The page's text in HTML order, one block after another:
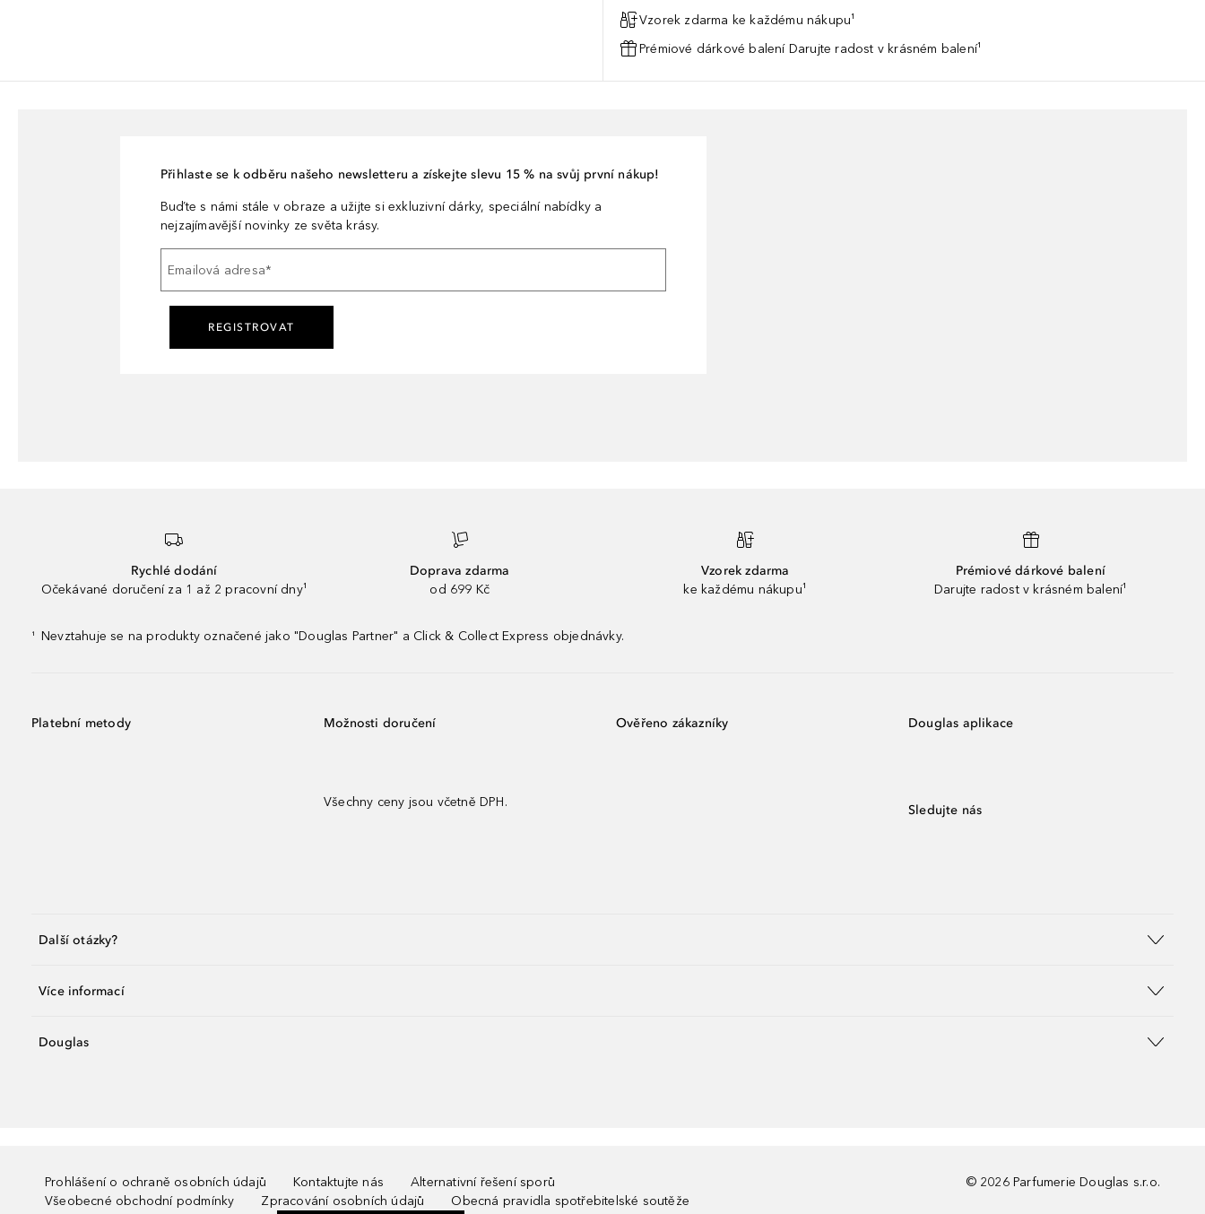
Vzorek zdarma ke každému nákupu¹
Prémiové dárkové balení Darujte radost v krásném balení¹
Přihlaste se k odběru našeho newsletteru a získejte slevu 15 % na svůj první nákup!
Buďte s námi stále v obraze a užijte si exkluzivní dárky, speciální nabídky a
nejzajímavější novinky ze světa krásy.
Emailová adresa*
REGISTROVAT
Rychlé dodání
Očekávané doručení za 1 až 2 pracovní dny¹
Doprava zdarma
od 699 Kč
Vzorek zdarma
ke každému nákupu¹
Prémiové dárkové balení
Darujte radost v krásném balení¹
¹ Nevztahuje se na produkty označené jako "Douglas Partner" a Click & Collect Express objednávky.
Platební metody Možnosti doručení
Všechny ceny jsou včetně DPH.
Ověřeno zákazníky Douglas aplikace
Sledujte nás
Další otázky?
Více informací
Douglas
Prohlášení o ochraně osobních údajů Kontaktujte nás
Alternativní řešení sporů
Všeobecné obchodní podmínky
Zpracování osobních údajů
Obecná pravidla spotřebitelské soutěže
© 2026 Parfumerie Douglas s.r.o.